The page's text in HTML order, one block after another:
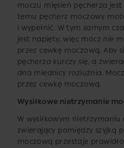
moczu mięsień pęcherza jest
temu pęcherz moczowy
i wypełnić. W tym samym
jest napięty, więc mocz nie
przez cewkę moczową. Aby
pęcherza kurczy się, a
dna miednicy rozluźnia.
przez cewkę moczową.
Wysiłkowe nietrzymanie
W wysiłkowym
zwierający pomiędzy szyjką
moczową przestaje